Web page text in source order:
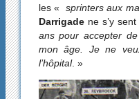
les «
sprinters aux
Darrigadene s’y
ans pour accepter
mon âge. Je ne
l’hôpital. »